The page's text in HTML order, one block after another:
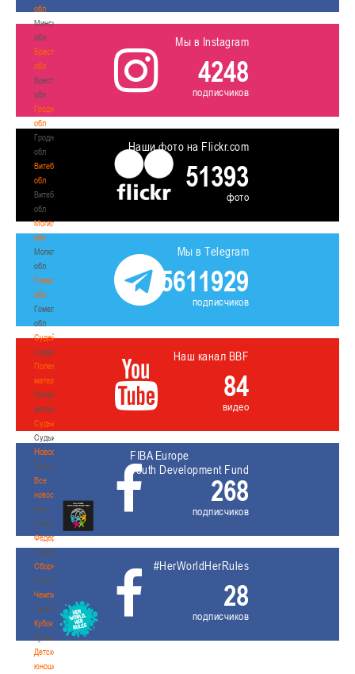
обл
Минская
обл
Брестская
обл
Брестская
обл
Гродненская
обл
Гродненская
обл
Витебская
обл
Витебская
обл
Могилевская
обл
Могилевская
обл
Гомельская
обл
Гомельская
обл
Судейство
Судейство
Полезные
материалы
Полезные
материалы
Судьи
Судьи
Новости
Новости
Все
новости
Все
новости
Федерация
Федерация
Сборные
Сборные
Чемпионат
Чемпионат
Кубок
Кубок
Детско-
юношеские
Мы в Instagram
4248
подписчиков
Наши фото на Flickr.com
51393
фото
Мы в Telegram
5611929
подписчиков
Наш канал BBF
84
видео
FIBA Europe
Youth Development Fund
268
подписчиков
#HerWorldHerRules
28
подписчиков